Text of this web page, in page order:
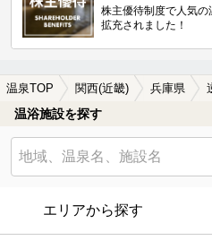
株主優待制度で人気
拡充されました！
温泉TOP 関西(近畿) 兵庫県
温浴施設を探す
エリアから探す